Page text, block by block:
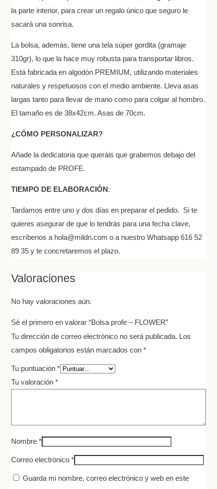
la parte interior, para crear un regalo único que seguro le
sacará una sonrisa.
La bolsa, además, tiene una tela súper gordita (gramaje
310gr), lo que la hace muy robusta para transportar libros.
Está fabricada en algodón PREMIUM, utilizando materiales
naturales y respetuosos con el medio ambiente. Lleva asas
largas tanto para llevar de mano como para colgar al hombro.
El tamaño es de 38x42cm. Asas de 70cm.
¿CÓMO PERSONALIZAR?
Añade la dedicatoria que queráis que grabemos debajo del
estampado de PROFE.
TIEMPO DE ELABORACIÓN :
Tardamos entre uno y dos días en preparar el pedido. Si te
quieres asegurar de que lo tendrás para una fecha clave,
escríbenos a hola@mildri.com o a nuestro Whatsapp 616 52
89 35 y te concretaremos el plazo.
Valoraciones
No hay valoraciones aún.
Sé el primero en valorar “Bolsa profe – FLOWER”
Tu dirección de correo electrónico no será publicada. Los
campos obligatorios están marcados con *
Tu puntuación *
Tu valoración *
Nombre *
Correo electrónico *
Guarda mi nombre, correo electrónico y web en este